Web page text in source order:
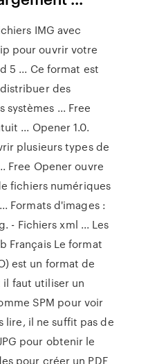
IMG avec
pour ouvrir votre
5 ... Ce format est
des
systèmes ... Free
... Opener 1.0.
plusieurs types de
Free Opener ouvre
fichiers numériques
Formats d'images :
- Fichiers xml ... Les
Français Le format
est un format de
faut utiliser un
SPM pour voir
lire, il ne suffit pas de
pour obtenir le
pour créer un PDF